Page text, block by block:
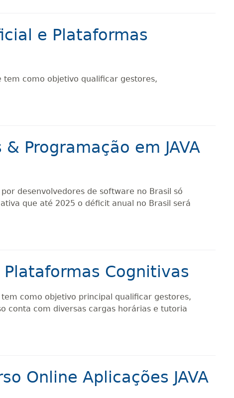
e Plataformas
tem como objetivo qualificar gestores,
Programação em JAVA
desenvolvedores de software no Brasil só
que até 2025 o déficit anual no Brasil será
Cognitivas
como objetivo principal qualificar gestores,
conta com diversas cargas horárias e tutoria
Online Aplicações JAVA